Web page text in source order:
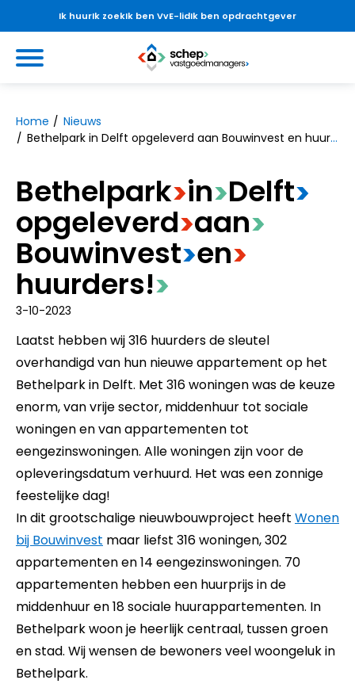
Naar hoofdinhoud
Naar hoofdnavigatiemenu
Naar zoeken
https://
Ga naar Hoofd
Ik huurIk zoekIk ben VvE-lidIk ben opdrachtgever
Home
Nieuws
Bethelpark in Delft opgeleverd aan Bouwinvest en huurders!
Bethelpark>​in>​Delft>
opgeleverd>​aan>
Bouwinvest>​en>
huurders!>
3-10-2023
Laatst hebben wij 316 huurders de sleutel
overhandigd van hun nieuwe appartement op het
Bethelpark in Delft. Met 316 woningen was de keuze
enorm, van vrije sector, middenhuur tot sociale
woningen en van appartementen tot
eengezinswoningen. Alle woningen zijn voor de
opleveringsdatum verhuurd. Het was een zonnige
feestelijke dag!
In dit grootschalige nieuwbouwproject heeft Wonen
bij Bouwinvest maar liefst 316 woningen, 302
appartementen en 14 eengezinswoningen. 70
appartementen hebben een huurprijs in de
middenhuur en 18 sociale huurappartementen. In
Bethelpark woon je heerlijk centraal, tussen groen
en stad. Wij wensen de bewoners veel woongeluk in
Bethelpark.